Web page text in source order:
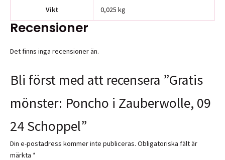
Vikt
0,025 kg
Recensioner
Det finns inga recensioner än.
Bli först med att recensera ”Gratis
mönster: Poncho i Zauberwolle, 09
24 Schoppel”
Din e-postadress kommer inte publiceras. Obligatoriska fält är
märkta *